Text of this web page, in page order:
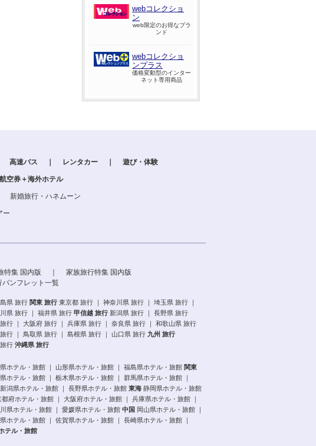
webコレクショ
ン
web限定のお得なブラ
ンド
webコレクショ
ンプラス
価格変動型のインター
ネット専用商品
高速バス ｜ レンタカー ｜ 遊び・体験
空券＋海外ホテル
新婚旅行・ハネムーン
ー
特集 国内版 ｜
家族旅行特集 国内版
パンフレット一覧
県 旅行 関東 旅行 東京都 旅行 ｜ 神奈川県 旅行 ｜ 埼玉県 旅行
｜
県 旅行 ｜ 福井県 旅行 甲信越 旅行 新潟県 旅行 ｜
長野県 旅行
行 ｜ 大阪府 旅行 ｜ 兵庫県 旅行 ｜ 奈良県 旅行 ｜
和歌山県 旅行
行 ｜ 鳥取県 旅行 ｜ 島根県 旅行 ｜ 山口県 旅行 九州 旅行
行 沖縄県 旅行
ホテル・旅館 ｜ 山形県ホテル・旅館 ｜ 福島県ホテル・旅館 関東
ホテル・旅館 ｜ 栃木県ホテル・旅館 ｜ 群馬県ホテル・旅館
｜
新潟県ホテル・旅館 ｜ 長野県ホテル・旅館 東海 静岡県ホテル・旅館
都府ホテル・旅館 ｜ 大阪府ホテル・旅館 ｜ 兵庫県ホテル・旅館
｜
県ホテル・旅館 ｜ 愛媛県ホテル・旅館 中国 岡山県ホテル・旅館
｜
ホテル・旅館 ｜ 佐賀県ホテル・旅館 ｜ 長崎県ホテル・旅館
｜
テル・旅館